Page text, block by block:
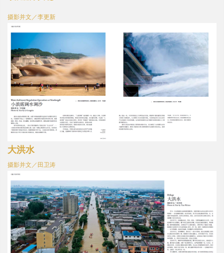
摄影并文／李更新
大洪水
摄影并文／田卫涛